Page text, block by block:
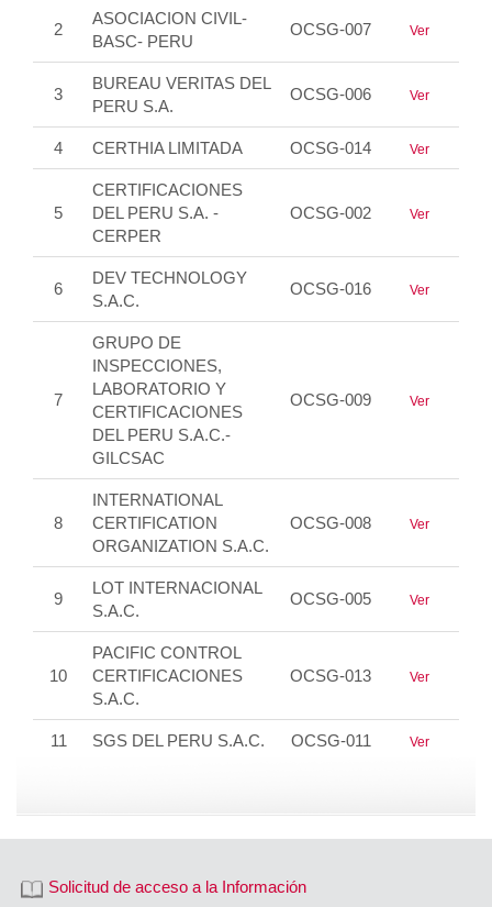
2
ASOCIACION CIVIL-
BASC- PERU
OCSG-007 Ver
3
BUREAU VERITAS DEL
PERU S.A.
OCSG-006 Ver
4 CERTHIA LIMITADA OCSG-014 Ver
5
CERTIFICACIONES
DEL PERU S.A. -
CERPER
OCSG-002 Ver
6
DEV TECHNOLOGY
S.A.C.
OCSG-016 Ver
7
GRUPO DE
INSPECCIONES,
LABORATORIO Y
CERTIFICACIONES
DEL PERU S.A.C.-
GILCSAC
OCSG-009 Ver
8
INTERNATIONAL
CERTIFICATION
ORGANIZATION S.A.C.
OCSG-008 Ver
9
LOT INTERNACIONAL
S.A.C.
OCSG-005 Ver
10
PACIFIC CONTROL
CERTIFICACIONES
S.A.C.
OCSG-013 Ver
11 SGS DEL PERU S.A.C. OCSG-011 Ver
Solicitud de acceso a la Información